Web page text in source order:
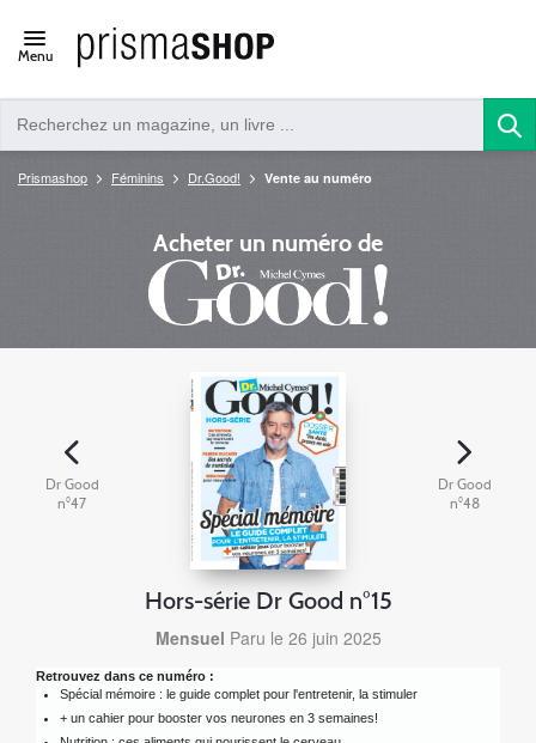
Open/close
navigation
Menu
Prismashop Féminins Dr.Good! Vente au numéro
Acheter un numéro de
Dr Good
n°47
Hors-série Dr Good n°15
Mensuel Paru le 26 juin 2025
Retrouvez dans ce numéro :
Spécial mémoire : le guide complet pour l'entretenir, la stimuler
+ un cahier pour booster vos neurones en 3 semaines!
Dr Good
n°48